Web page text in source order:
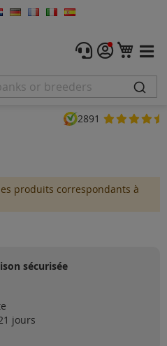
Mon
2891
produits correspondants à
sécurisée
jours